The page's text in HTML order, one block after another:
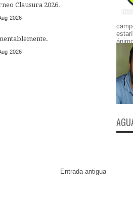
Clausura 2026.
2026
2026
Entrada antigua